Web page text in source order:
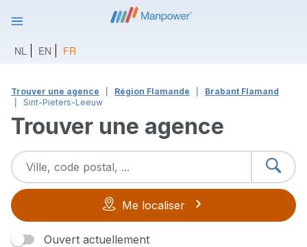
NL EN FR
Trouver une agence Région Flamande
Brabant Flamand
Sint-Pieters-Leeuw
Trouver une agence
Me localiser
Ouvert actuellement